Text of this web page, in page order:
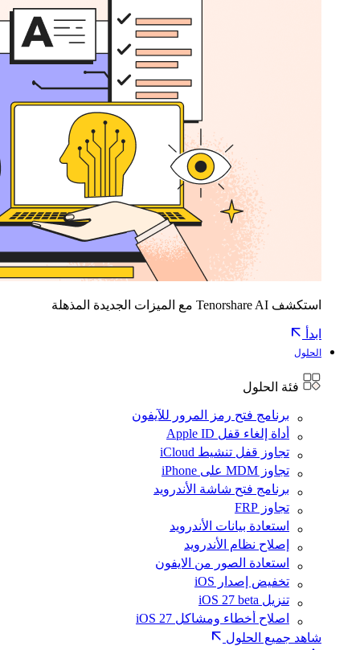
استكشف Tenorshare AI مع الميزات الجديدة المذهلة
ابدأ
الحلول
فئة الحلول
برنامج فتح رمز المرور للآيفون
أداة إلغاء قفل Apple ID
تجاوز قفل تنشيط iCloud
تجاوز MDM على iPhone
برنامج فتح شاشة الأندرويد
تجاوز FRP
استعادة بيانات الأندرويد
إصلاح نظام الأندرويد
استعادة الصور من الايفون
تخفيض إصدار iOS
تنزيل iOS 27 beta
اصلاح أخطاء ومشاكل iOS 27
شاهد جميع الحلول